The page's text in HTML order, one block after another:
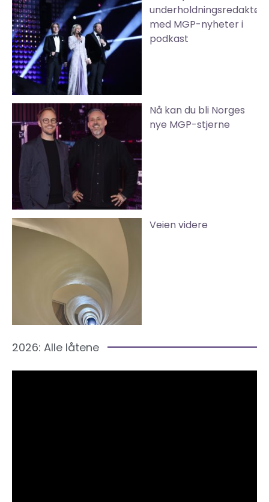
underholdningsredaktør
med MGP-nyheter i
podkast
Nå kan du bli Norges
nye MGP-stjerne
Veien videre
2026: Alle låtene